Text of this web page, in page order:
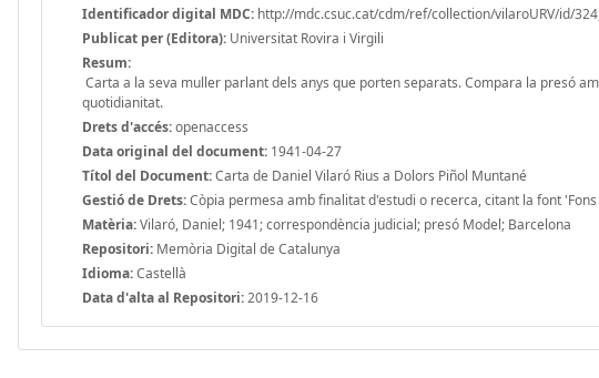
Identificador digital MDC: http://mdc.csuc.cat/cdm/ref/collection/vilaroURV/id/
Publicat per (Editora): Universitat Rovira i Virgili
Resum:
Carta a la seva muller parlant dels anys que porten separats. Compara la presó
quotidianitat.
Drets d'accés:openaccess
Data original del document: 1941-04-27
Títol del Document:Carta de Daniel Vilaró Rius a Dolors Piñol Muntané
Gestió de Drets:Còpia permesa amb finalitat d'estudi o recerca, citant la font
Matèria:Vilaró, Daniel; 1941; correspondència judicial; presó Model; Barcelona
Repositori: Memòria Digital de Catalunya
Idioma:Castellà
Data d'alta al Repositori:2019-12-16